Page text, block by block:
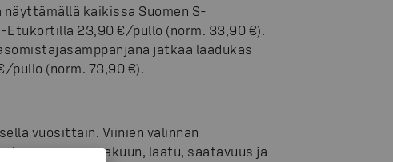
kaikissa Suomen S-
Etukortilla 23,90 €/pullo (norm. 33,90 €).
jatkaa laadukas
(norm. 73,90 €).
vuosittain. Viinien valinnan
monen makuun, laatu, saatavuus ja